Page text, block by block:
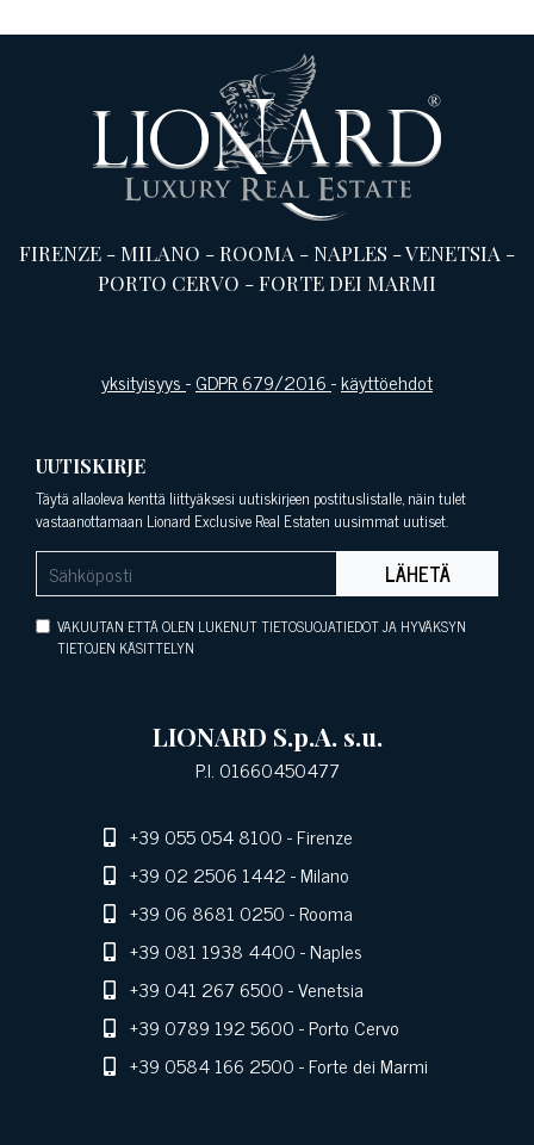
FIRENZE -MILANO -ROOMA -NAPLES -VENETSIA -
PORTO CERVO -FORTE DEI MARMI
yksityisyys-GDPR 679/2016-käyttöehdot
UUTISKIRJE
Täytä allaoleva kenttä liittyäksesi uutiskirjeen postituslistalle, näin tulet
vastaanottamaan Lionard Exclusive Real Estaten uusimmat uutiset.
LÄHETÄ
VAKUUTAN ETTÄ OLEN LUKENUT TIETOSUOJATIEDOT JA HYVÄKSYN
TIETOJEN KÄSITTELYN
LIONARD S.p.A. s.u.
P.I. 01660450477
+39 055 054 8100- Firenze
+39 02 2506 1442- Milano
+39 06 8681 0250- Rooma
+39 081 1938 4400- Naples
+39 041 267 6500- Venetsia
+39 0789 192 5600- Porto Cervo
+39 0584 166 2500- Forte dei Marmi